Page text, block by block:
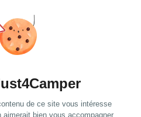
de rangement avec
aluminium
inclus
: 143 x 105 x 48 cm
plié : 80 x 47 x 12 cm
8,60 kg